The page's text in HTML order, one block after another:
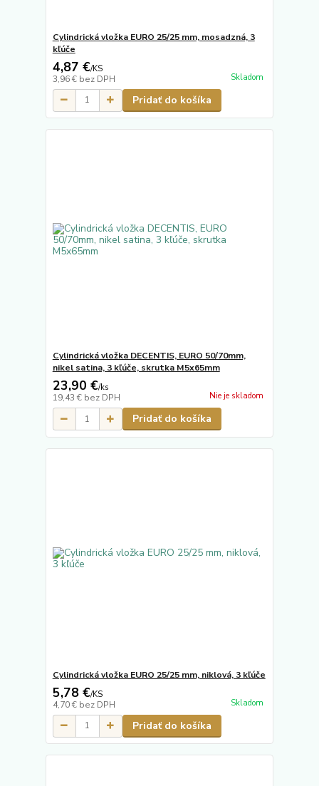
Cylindrická vložka EURO 25/25 mm, mosadzná, 3
kľúče
4,87 €/KS
3,96 € bez DPH Skladom
Pridať do košíka
Cylindrická vložka DECENTIS, EURO 50/70mm,
nikel satina, 3 kľúče, skrutka M5x65mm
23,90 €/ks
19,43 € bez DPH Nie je skladom
Pridať do košíka
Cylindrická vložka EURO 25/25 mm, niklová, 3 kľúče
5,78 €/KS
4,70 € bez DPH Skladom
Pridať do košíka